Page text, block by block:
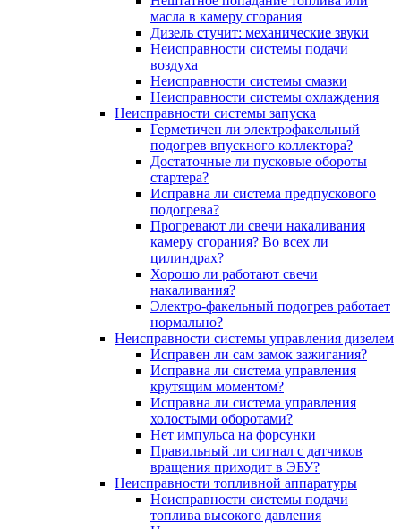
масла в камеру сгорания
Дизель стучит: механические звуки
Неисправности системы подачи
воздуха
Неисправности системы смазки
Неисправности системы охлаждения
Неисправности системы запуска
Герметичен ли электрофакельный
подогрев впускного коллектора?
Достаточные ли пусковые обороты
стартера?
Исправна ли система предпускового
подогрева?
Прогревают ли свечи накаливания
камеру сгорания? Во всех ли
цилиндрах?
Хорошо ли работают свечи
накаливания?
Электро-факельный подогрев работает
нормально?
Неисправности системы управления дизелем
Исправен ли сам замок зажигания?
Исправна ли система управления
крутящим моментом?
Исправна ли система управления
холостыми оборотами?
Нет импульса на форсунки
Правильный ли сигнал с датчиков
вращения приходит в ЭБУ?
Неисправности топливной аппаратуры
Неисправности системы подачи
топлива высокого давления